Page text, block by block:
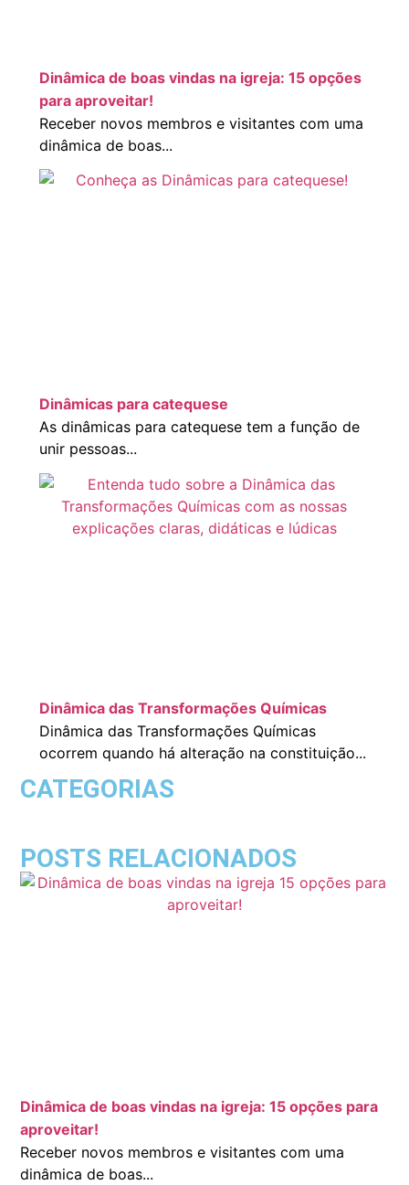
Dinâmica de boas vindas na igreja: 15 opções
para aproveitar!
Receber novos membros e visitantes com uma
dinâmica de boas...
Dinâmicas para catequese
As dinâmicas para catequese tem a função de
unir pessoas...
Dinâmica das Transformações Químicas
Dinâmica das Transformações Químicas
ocorrem quando há alteração na constituição...
CATEGORIAS
POSTS RELACIONADOS
Dinâmica de boas vindas na igreja: 15 opções para
aproveitar!
Receber novos membros e visitantes com uma
dinâmica de boas...